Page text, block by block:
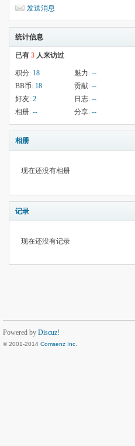
发送消息
统计信息
已有 3 人来访过
积分: 18 魅力:--
BB币: 18 贡献:--
好友: 2 日志:--
相册: -- 分享:--
相册
现在还没有相册
记录
现在还没有记录
Powered by Discuz!
© 2001-2014 Comsenz Inc.